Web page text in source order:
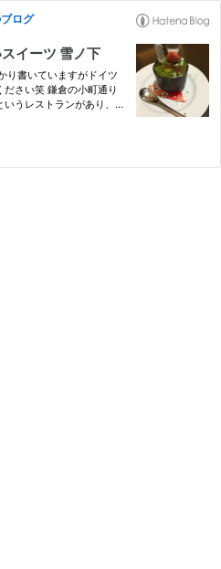
ログ
イーツ 雪ノ下
り書いていますがドイツ
さい笑 鎌倉の小町通り
うレストランがあり、そ